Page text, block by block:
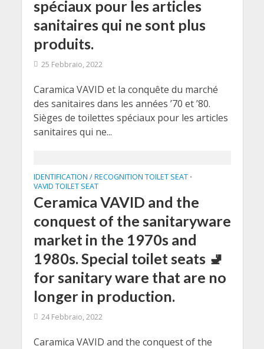
spéciaux pour les articles
sanitaires qui ne sont plus
produits.
25 Febbraio, 2022
Caramica VAVID et la conquête du marché
des sanitaires dans les années ’70 et ’80.
Sièges de toilettes spéciaux pour les articles
sanitaires qui ne...
IDENTIFICATION / RECOGNITION TOILET SEAT •
VAVID TOILET SEAT
Ceramica VAVID and the
conquest of the sanitaryware
market in the 1970s and
1980s. Special toilet seats 🚽
for sanitary ware that are no
longer in production.
24 Febbraio, 2022
Caramica VAVID and the conquest of the